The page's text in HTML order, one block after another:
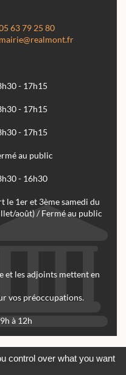
63 79 25 80
mairie@realmont.fr
- 17h15
- 17h15
- 17h15
au public
- 16h30
le 1er et 3ème samedi du
août) / Fermé au public
et les adjoints mettent en
vos préoccupations.
à 12h
control over what you want